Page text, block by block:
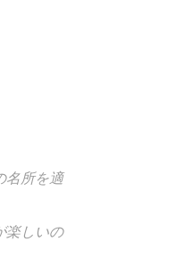
名所を適
楽しいの